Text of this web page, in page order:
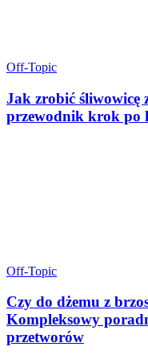
Off-Topic
Jak zrobić śliwowicę
przewodnik krok po
Off-Topic
Czy do dżemu z
Kompleksowy
przetworów